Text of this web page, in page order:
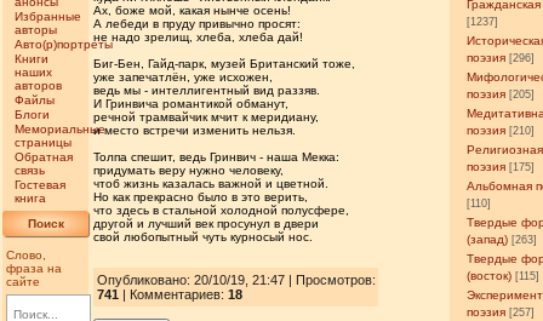
Избранные
авторы
Авто(р)портреты
Книги
наших
авторов
Файлы
Блоги
Мемориальные
страницы
Обратная
связь
Гостевая
книга
Поиск
Слово,
фраза на
сайте
Гражданская
[1237]
поэзия [296]
поэзия [205]
поэзия [210]
Религиозная
поэзия [175]
Альбомная
[110]
Твердые
(запад) [263]
Твердые
(восток) [115]
поэзия [257]
Ах, боже мой, какая нынче осень!
А лебеди в пруду привычно просят:
не надо зрелищ, хлеба, хлеба дай!
Биг-Бен, Гайд-парк, музей Британский тоже,
уже запечатлён, уже исхожен,
ведь мы - интеллигентный вид раззяв.
И Гринвича романтикой обманут,
речной трамвайчик мчит к меридиану,
и место встречи изменить нельзя.
Толпа спешит, ведь Гринвич - наша Мекка:
придумать веру нужно человеку,
чтоб жизнь казалась важной и цветной.
Но как прекрасно было в это верить,
что здесь в стальной холодной полусфере,
другой и лучший век просунул в двери
свой любопытный чуть курносый нос.
Опубликовано: 20/10/19, 21:47 | Просмотров:
741| Комментариев: 18